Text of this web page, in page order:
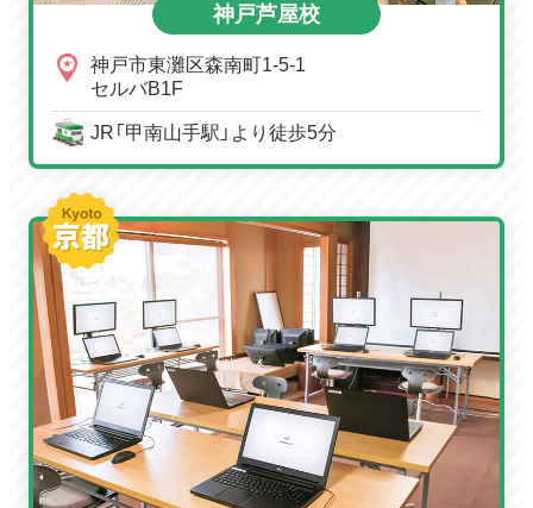
神戸芦屋校
神戸市東灘区森南町1-5-1
セルバB1F
JR「甲南山手駅」より徒歩5分